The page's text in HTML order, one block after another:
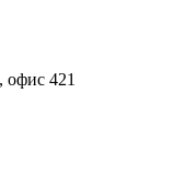
офис 421